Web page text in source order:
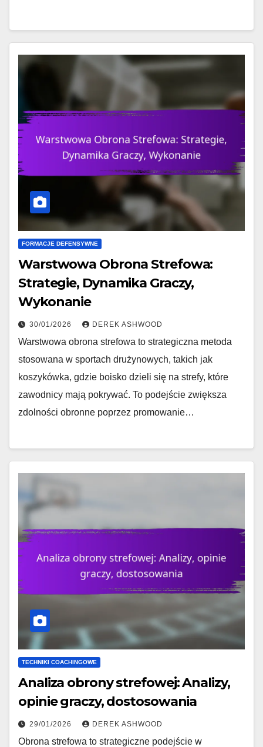
FORMACJE DEFENSYWNE
Warstwowa Obrona Strefowa:
Strategie, Dynamika Graczy,
Wykonanie
30/01/2026 DEREK ASHWOOD
Warstwowa obrona strefowa to strategiczna metoda
stosowana w sportach drużynowych, takich jak
koszykówka, gdzie boisko dzieli się na strefy, które
zawodnicy mają pokrywać. To podejście zwiększa
zdolności obronne poprzez promowanie…
TECHNIKI COACHINGOWE
Analiza obrony strefowej: Analizy,
opinie graczy, dostosowania
29/01/2026 DEREK ASHWOOD
Obrona strefowa to strategiczne podejście w